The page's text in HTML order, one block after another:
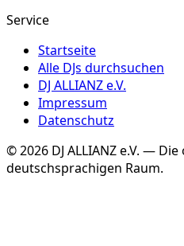
Service
Startseite
Alle DJs durchsuchen
DJ ALLIANZ e.V.
Impressum
Datenschutz
©2026 DJ ALLIANZ e.V. —
deutschsprachigen Raum.